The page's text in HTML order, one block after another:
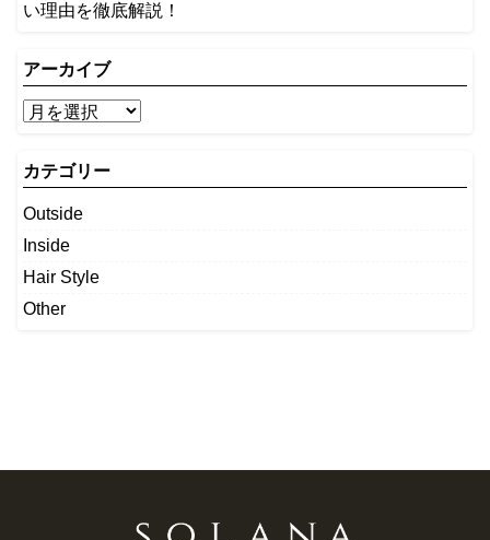
い理由を徹底解説！
アーカイブ
カテゴリー
Outside
Inside
Hair Style
Other